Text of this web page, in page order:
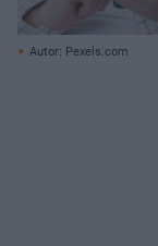
Autor: Pexels.com